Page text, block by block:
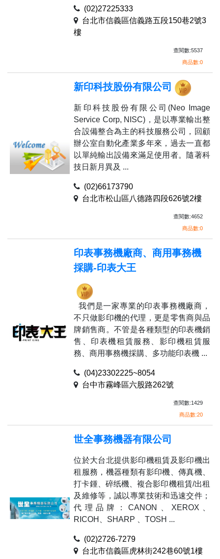
(02)27225333
台北市信義區信義路五段150巷2號3
樓
查閱數:5537
商品數:0
新印科技股份有限公司
新印科技股份有限公司(Neo Image
Service Corp, NISC)，是以專業輸出整
合設備整合為主的科技服務公司，回顧
辦公室自動化產業多年來，過去一直都
以單純輸出設備來滿足使用者。隨著科
技日新月異及 ...
(02)66173790
台北市松山區八德路四段626號2樓
查閱數:4652
商品數:0
印表事務機廠商、商用事務機
採購-印表大王
我們是一家專業的印表事務機廠商，
不只做影印機的代理，更是零售商與品
牌銷售商。不管是各種類型的印表機銷
售、印表機租賃服務、影印機租賃服
務、商用事務機採購、多功能印表機 ...
(04)23302225~8054
台中市霧峰區六股路262號
查閱數:1429
商品數:20
世全事務機器有限公司
位於大台北提供影印機租賃及影印機出
租服務，機器種類有影印機、傳真機、
打卡鍾、碎纸機、複合影印機租賃/出租
及維修等，誠以專業技術和迅速交件；
代理品牌：CANON、XEROX、
RICOH、SHARP 、TOSH ...
(02)2726-7279
台北市信義區虎林街242巷60號1樓